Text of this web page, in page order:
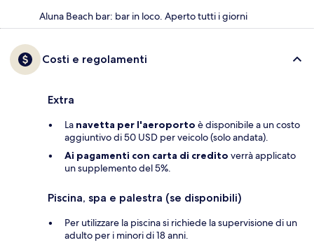
Aluna Beach bar: bar in loco. Aperto tutti i giorni
Costi e regolamenti
Extra
La navetta per l'aeroporto è disponibile a un costo
aggiuntivo di 50 USD per veicolo (solo andata).
Ai pagamenti con carta di credito verrà applicato
un supplemento del 5%.
Piscina, spa e palestra (se disponibili)
Per utilizzare la piscina si richiede la supervisione di un
adulto per i minori di 18 anni.